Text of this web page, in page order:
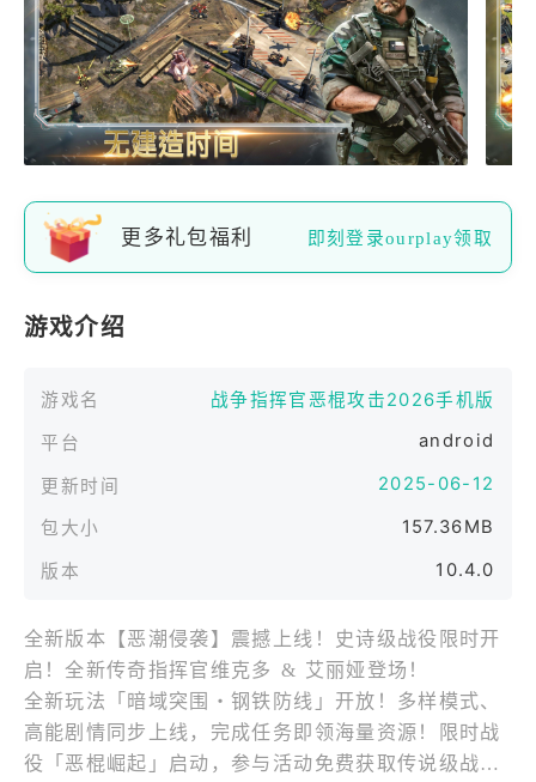
更多礼包福利 即刻登录ourplay领取
游戏介绍
游戏名
战争指挥官恶棍攻击2026手机版
平台
android
更新时间 2025-06-12
包大小 157.36MB
版本 10.4.0
全新版本【恶潮侵袭】震撼上线！史诗级战役限时开
启！全新传奇指挥官维克多 & 艾丽娅登场！
全新玩法「暗域突围・钢铁防线」开放！多样模式、
高能剧情同步上线，完成任务即领海量资源！限时战
役「恶棍崛起」启动，参与活动免费获取传说级战车